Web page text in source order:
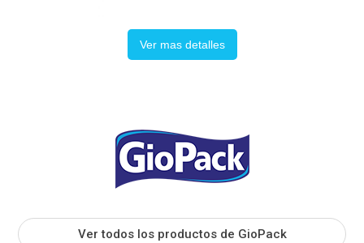
Ver mas detalles
Ver todos los productos de GioPack